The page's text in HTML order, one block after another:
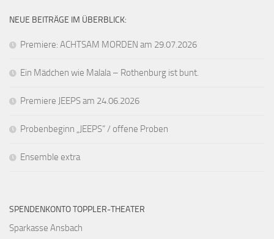
NEUE BEITRÄGE IM ÜBERBLICK:
Premiere: ACHTSAM MORDEN am 29.07.2026
Ein Mädchen wie Malala – Rothenburg ist bunt.
Premiere JEEPS am 24.06.2026
Probenbeginn „JEEPS“ / offene Proben
Ensemble extra
SPENDENKONTO TOPPLER-THEATER
Sparkasse Ansbach